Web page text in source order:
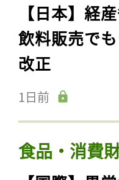
【日本】経
飲料販売で
改正
1日前
食品・消費